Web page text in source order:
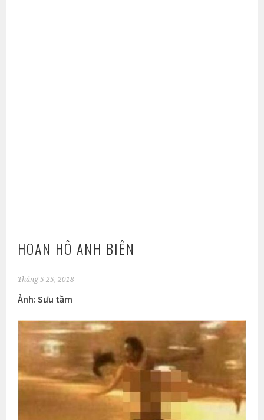
HOAN HÔ ANH BIÊN
Tháng 5 25, 2018
Ảnh: Sưu tầm